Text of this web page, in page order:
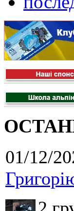
01/12/